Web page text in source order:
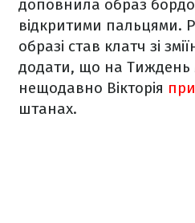
доповнила образ
відкритими пальцями.
образі став клатч зі
додати, що на
нещодавно Вікторія
штанах.